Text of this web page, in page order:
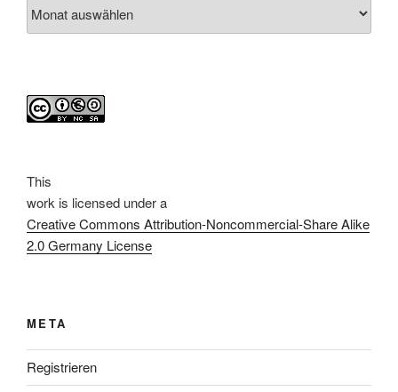
This
work is licensed under a
Creative Commons Attribution-Noncommercial-Share Alike
2.0 Germany License
META
Registrieren